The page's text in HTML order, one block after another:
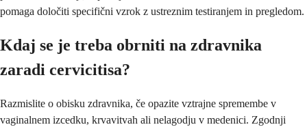
pomaga določiti specifični vzrok z ustreznim testiranjem in pregledom.
Kdaj se je treba obrniti na zdravnika
zaradi cervicitisa?
Razmislite o obisku zdravnika, če opazite vztrajne spremembe v
vaginalnem izcedku, krvavitvah ali nelagodju v medenici. Zgodnji